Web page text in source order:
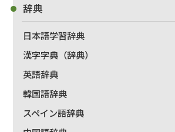
辞典
日本語学習辞典
漢字字典（辞典）
英語辞典
韓国語辞典
スペイン語辞典